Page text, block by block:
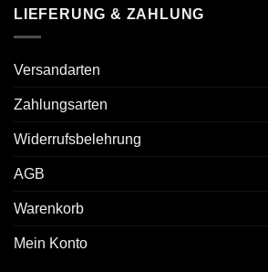
LIEFERUNG & ZAHLUNG
Versandarten
Zahlungsarten
Widerrufsbelehrung
AGB
Warenkorb
Mein Konto